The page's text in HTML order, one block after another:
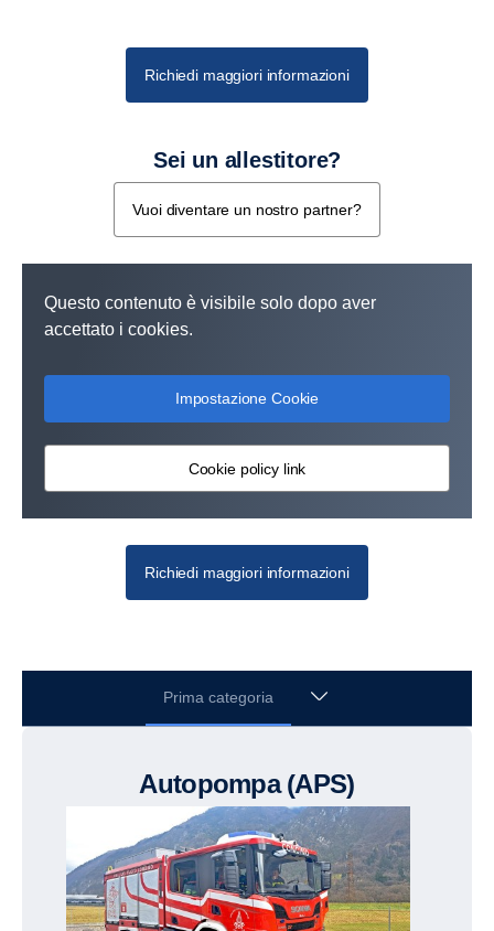
Richiedi maggiori informazioni
Sei un allestitore?
Vuoi diventare un nostro partner?
Questo contenuto è visibile solo dopo aver
accettato i cookies.
Impostazione Cookie
Cookie policy link
Richiedi maggiori informazioni
Prima categoria
Autopompa (APS)